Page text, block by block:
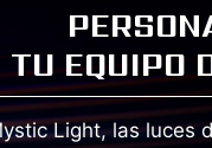
TU EQUIPO
Light, las luces